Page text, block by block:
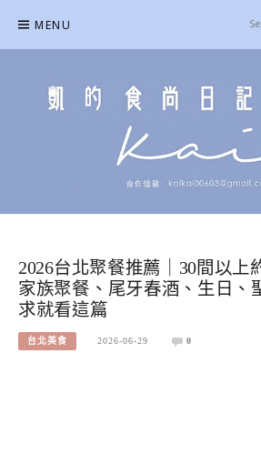
content
MENU
2026台北聚餐推薦｜30間以上
家族聚餐、尾牙春酒、生日、
求就看這篇
台北美食 2026-06-29 0